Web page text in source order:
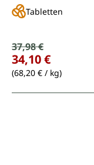
Tabletten
Verkaufspreis:
Regulärer Preis:
37,98 €
34,10 €
(68,20 € / kg)